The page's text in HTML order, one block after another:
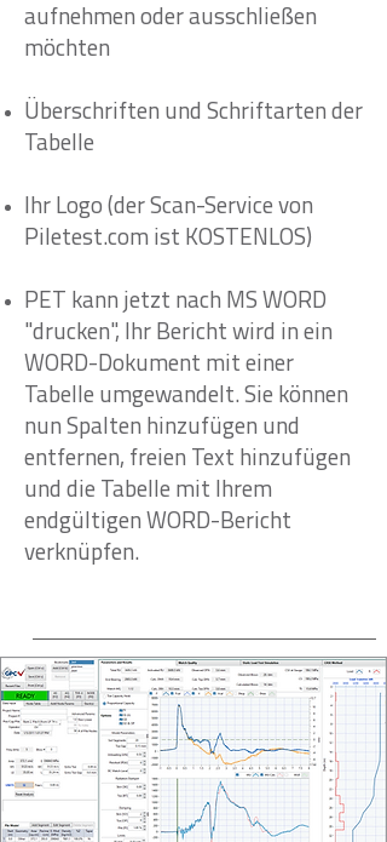
aufnehmen oder ausschließen
möchten
Überschriften und Schriftarten der
Tabelle
Ihr Logo (der Scan-Service von
Piletest.com ist KOSTENLOS)
PET kann jetzt nach MS WORD
"drucken", Ihr Bericht wird in ein
WORD-Dokument mit einer
Tabelle umgewandelt. Sie können
nun Spalten hinzufügen und
entfernen, freien Text hinzufügen
und die Tabelle mit Ihrem
endgültigen WORD-Bericht
verknüpfen.